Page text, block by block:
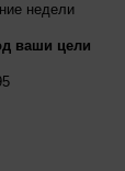
недели
ваши цели